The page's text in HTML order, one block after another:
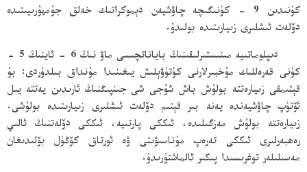
كۈنىدىن 9 - كۈنىگىچە چاۋشيەن دېموكراتىك خەلق جۇمھۇرىيىتىدە
دۆلەت ئىشلىرى زىيارىتىدە بولىدۇ.
دىپلوماتىيە مىنىستىرلىقىنىڭ باياناتچىسى ماۋ نىڭ 6 - ئاينىڭ 5 -
كۈنى قەرەللىك مۇخبىرلارنى كۈتۈۋېلىش يىغىنىدا مۇنداق بىلدۈردى: بۇ
قېتىمقى زىيارەتتە بولۇش باش شۇجى شى جىنپىڭنىڭ ئارىدىن يەتتە يىل
ئۆتۈپ چاۋشيەندە يەنە بىر قېتىم دۆلەت ئىشلىرى زىيارىتىدە بولۇشى.
زىيارەتتە بولۇش مەزگىلىدە، ئىككى پارتىيە، ئىككى دۆلەتنىڭ ئالىي
رەھبەرلىرى ئىككى تەرەپ مۇناسىۋىتى ۋە ئورتاق كۆڭۈل بۆلىدىغان
مەسىلىلەر توغرىسىدا پىكىر ئالماشتۇرىدۇ.